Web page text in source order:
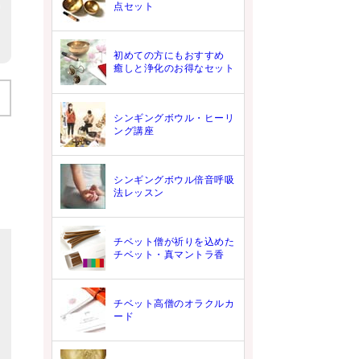
点セット
初めての方にもおすすめ
癒しと浄化のお得なセット
シンギングボウル・ヒーリ
ング講座
シンギングボウル倍音呼吸
法レッスン
チベット僧が祈りを込めた
チベット・真マントラ香
チベット高僧のオラクルカ
ード